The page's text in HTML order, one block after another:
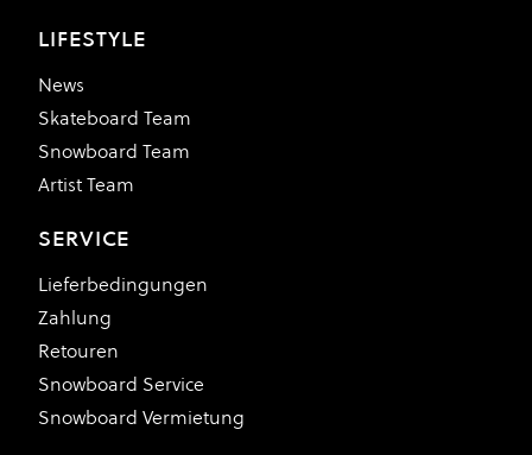
LIFESTYLE
News
Skateboard Team
Snowboard Team
Artist Team
SERVICE
Lieferbedingungen
Zahlung
Retouren
Snowboard Service
Snowboard Vermietung